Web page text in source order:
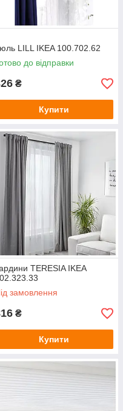
LILL IKEA 100.702.62
до відправки
₴
Купити
TERESIA IKEA
замовлення
₴
Купити